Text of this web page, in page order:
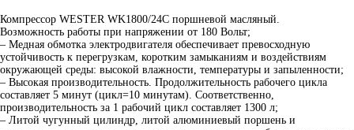
Компрессор WESTER WK1800/24C поршневой масляный.
Возможность работы при напряжении от 180 Вольт;
– Медная обмотка электродвигателя обеспечивает превосходную
устойчивость к перегрузкам, коротким замыканиям и воздействиям
окружающей среды: высокой влажности, температуры и запыленности;
– Высокая производительность. Продолжительность рабочего цикла
составляет 5 минут (цикл=10 минутам). Соответственно,
производительность за 1 рабочий цикл составляет 1300 л;
– Литой чугунный цилиндр, литой алюминиевый поршень и